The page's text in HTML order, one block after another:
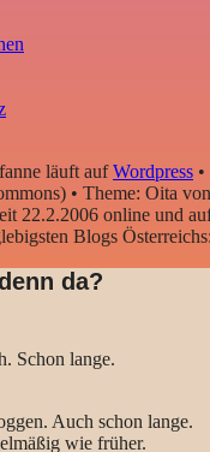
läuft aufWordpress
• Theme: Oita von
22.2.2006 online und
Blogs Österreichs:
da?
Schon lange.
Auch schon lange.
wie früher.